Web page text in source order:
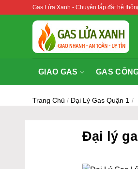
Gas Lửa Xanh - Chuyên lắp đặt hệ
GIAO GAS GAS
Trang Chủ / Đại Lý Gas Quận 1 /
Đại lý